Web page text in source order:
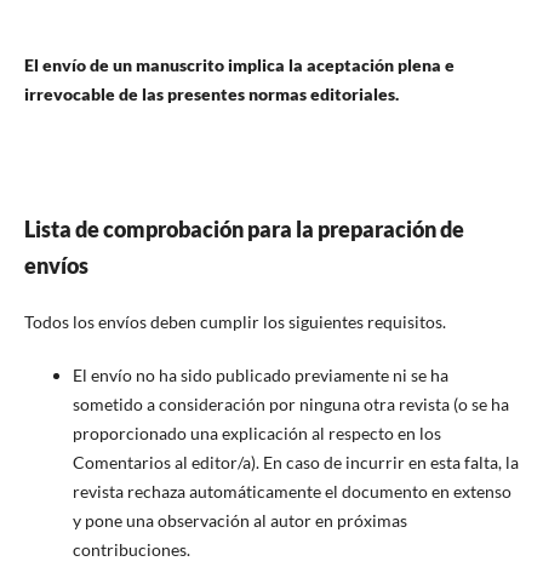
El envío de un manuscrito implica la aceptación plena e
irrevocable de las presentes normas editoriales.
Lista de comprobación para la preparación de
envíos
Todos los envíos deben cumplir los siguientes requisitos.
El envío no ha sido publicado previamente ni se ha
sometido a consideración por ninguna otra revista (o se ha
proporcionado una explicación al respecto en los
Comentarios al editor/a). En caso de incurrir en esta falta, la
revista rechaza automáticamente el documento en extenso
y pone una observación al autor en próximas
contribuciones.